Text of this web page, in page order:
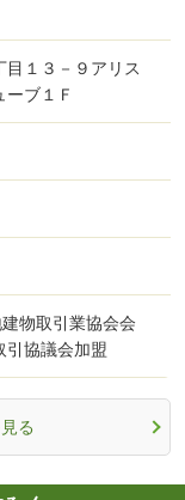
目１３－９アリス
ーブ１Ｆ
物取引業協会会
引協議会加盟
る